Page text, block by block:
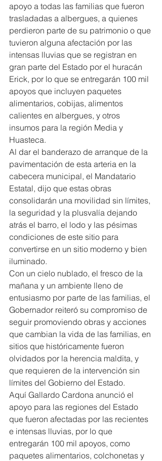
apoyo a todas las familias que fueron
trasladadas a albergues, a quienes
perdieron parte de su patrimonio o que
tuvieron alguna afectación por las
intensas lluvias que se registran en
gran parte del Estado por el huracán
Erick, por lo que se entregarán 100 mil
apoyos que incluyen paquetes
alimentarios, cobijas, alimentos
calientes en albergues, y otros
insumos para la región Media y
Huasteca.
Al dar el banderazo de arranque de la
pavimentación de esta arteria en la
cabecera municipal, el Mandatario
Estatal, dijo que estas obras
consolidarán una movilidad sin límites,
la seguridad y la plusvalía dejando
atrás el barro, el lodo y las pésimas
condiciones de este sitio para
convertirse en un sitio moderno y bien
iluminado.
Con un cielo nublado, el fresco de la
mañana y un ambiente lleno de
entusiasmo por parte de las familias, el
Gobernador reiteró su compromiso de
seguir promoviendo obras y acciones
que cambian la vida de las familias, en
sitios que históricamente fueron
olvidados por la herencia maldita, y
que requieren de la intervención sin
límites del Gobierno del Estado.
Aquí Gallardo Cardona anunció el
apoyo para las regiones del Estado
que fueron afectadas por las recientes
e intensas lluvias, por lo que
entregarán 100 mil apoyos, como
paquetes alimentarios, colchonetas y